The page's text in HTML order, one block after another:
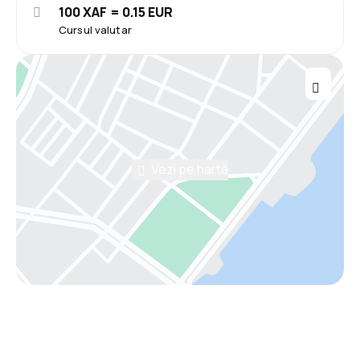
Cursul valutar
100 XAF = 0.15 EUR